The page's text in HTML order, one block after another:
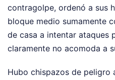
contragolpe, ordenó a sus
bloque medio sumamente
de casa a intentar ataques
claramente no acomoda a
Hubo chispazos de peligro